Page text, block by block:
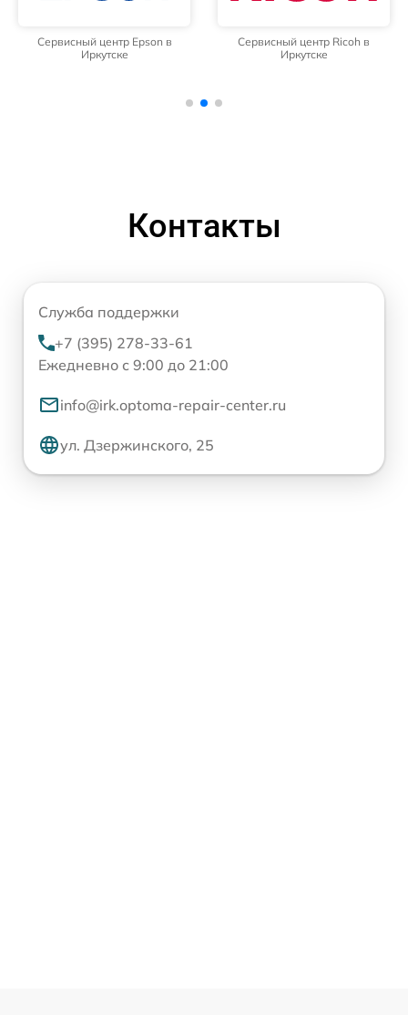
Сервисный центр Epson в
Иркутске
Сервисный центр Ricoh в
Иркутске
Контакты
Служба поддержки
+7 (395) 278-33-61
Ежедневно с 9:00 до 21:00
info@irk.optoma-repair-center.ru
ул. Дзержинского, 25